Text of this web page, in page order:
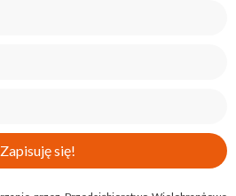
Zapisuję się!